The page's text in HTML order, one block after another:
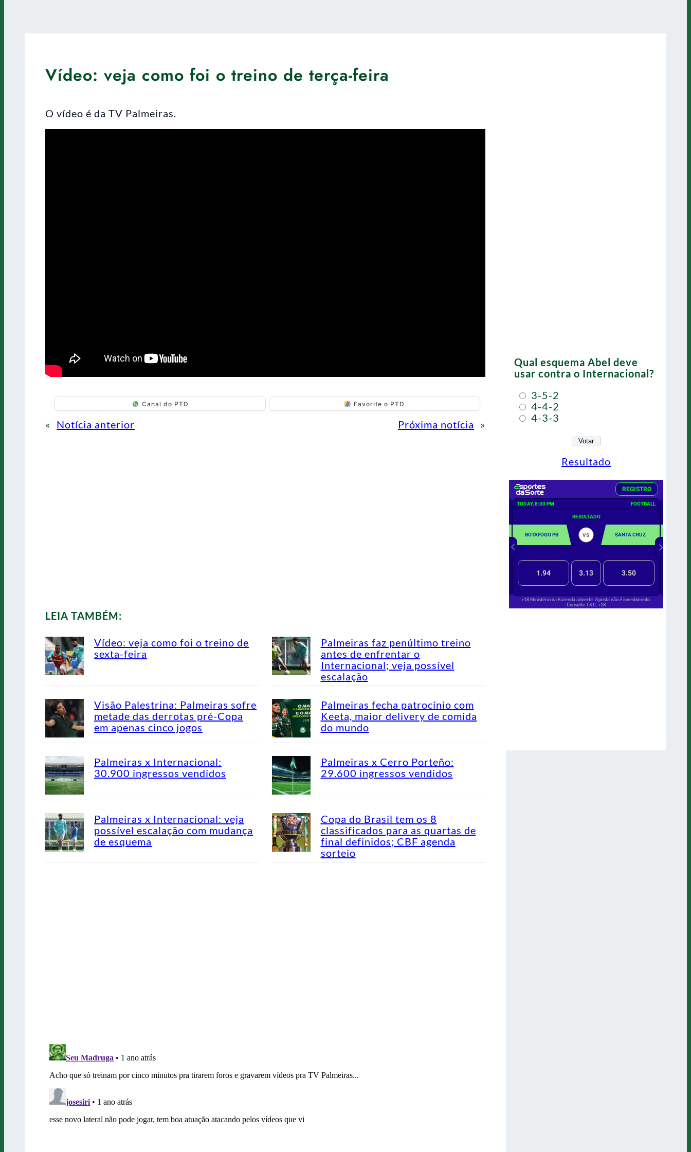
Vídeo: veja como foi o treino de terça-feira
O vídeo é da TV Palmeiras.
Canal do PTD Favorite o PTD
« Notícia anterior Próxima notícia »
LEIA TAMBÉM:
Vídeo: veja como foi o treino de
sexta-feira
Palmeiras faz penúltimo treino
antes de enfrentar o
Internacional; veja possível
escalação
Visão Palestrina: Palmeiras sofre
metade das derrotas pré-Copa
em apenas cinco jogos
Palmeiras fecha patrocínio com
Keeta, maior delivery de comida
do mundo
Palmeiras x Internacional:
30.900 ingressos vendidos
Palmeiras x Cerro Porteño:
29.600 ingressos vendidos
Palmeiras x Internacional: veja
possível escalação com mudança
de esquema
Copa do Brasil tem os 8
classificados para as quartas de
final definidos; CBF agenda
sorteio
Qual esquema Abel deve
usar contra o Internacional?
3-5-2
4-4-2
4-3-3
Resultado